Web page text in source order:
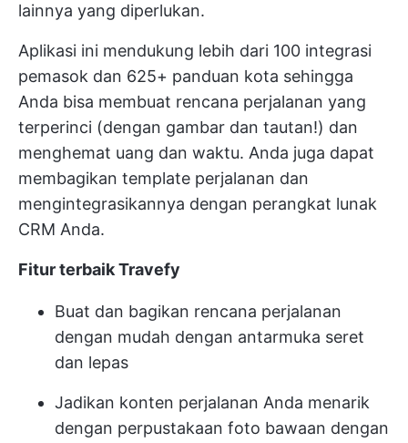
lainnya yang diperlukan.
Aplikasi ini mendukung lebih dari 100 integrasi
pemasok dan 625+ panduan kota sehingga
Anda bisa membuat rencana perjalanan yang
terperinci (dengan gambar dan tautan!) dan
menghemat uang dan waktu. Anda juga dapat
membagikan template perjalanan dan
mengintegrasikannya dengan perangkat lunak
CRM Anda.
Fitur terbaik Travefy
Buat dan bagikan rencana perjalanan
dengan mudah dengan antarmuka seret
dan lepas
Jadikan konten perjalanan Anda menarik
dengan perpustakaan foto bawaan dengan